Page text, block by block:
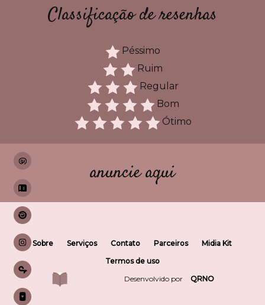
Classificação de resenhas
Péssimo
Ruim
Regular
Bom
Ótimo
anuncie aqui
Sobre Serviços Contato Parceiros
Midia Kit
Termos de uso
Desenvolvido por
QRNO